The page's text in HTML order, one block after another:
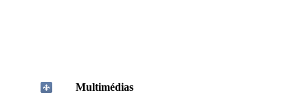
Multimédias